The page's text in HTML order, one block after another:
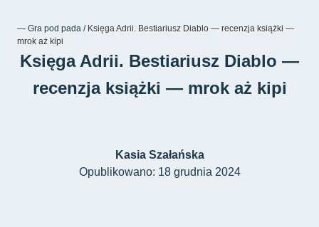
― Gra pod pada / Księga Adrii. Bestiariusz Diablo — recenzja książki —
mrok aż kipi
Księga Adrii. Bestiariusz Diablo —
recenzja książki — mrok aż kipi
Kasia Szałańska
Opublikowano: 18 grudnia 2024